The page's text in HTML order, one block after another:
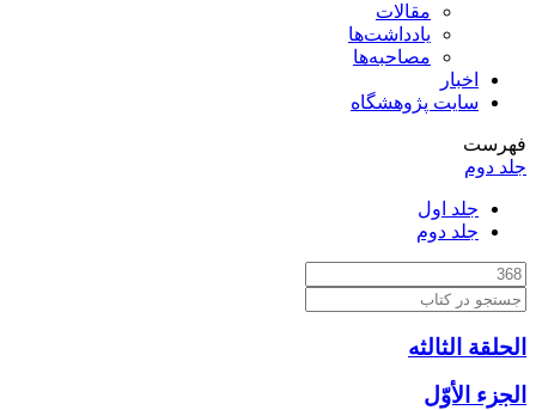
مقالات
یادداشت‌ها
مصاحبه‌ها
اخبار
سایت پژوهشگاه
فهرست
جلد دوم
جلد اول
جلد دوم
الحلقة الثالثه
الجزء الأوّل‏